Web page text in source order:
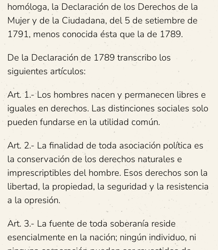
homóloga, la Declaración de los Derechos de la
Mujer y de la Ciudadana, del 5 de setiembre de
1791, menos conocida ésta que la de 1789.
De la Declaración de 1789 transcribo los
siguientes artículos:
Art. 1.- Los hombres nacen y permanecen libres e
iguales en derechos. Las distinciones sociales solo
pueden fundarse en la utilidad común.
Art. 2.- La finalidad de toda asociación política es
la conservación de los derechos naturales e
imprescriptibles del hombre. Esos derechos son la
libertad, la propiedad, la seguridad y la resistencia
a la opresión.
Art. 3.- La fuente de toda soberanía reside
esencialmente en la nación; ningún individuo, ni